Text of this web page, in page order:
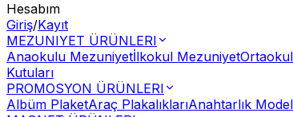
Hesabım
Giriş/Kayıt
MEZUNIYET ÜRÜNLERI
Anaokulu Mezuniyetİlkokul Mezuniyet
Kutuları
PROMOSYON ÜRÜNLERI
Albüm PlaketAraç PlakalıklarıAnahtarlık